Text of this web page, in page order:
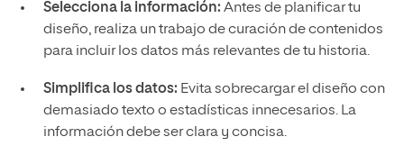
Selecciona la información: Antes de planificar tu
diseño, realiza un trabajo de curación de contenidos
para incluir los datos más relevantes de tu historia.
Simplifica los datos: Evita sobrecargar el diseño con
demasiado texto o estadísticas innecesarios. La
información debe ser clara y concisa.